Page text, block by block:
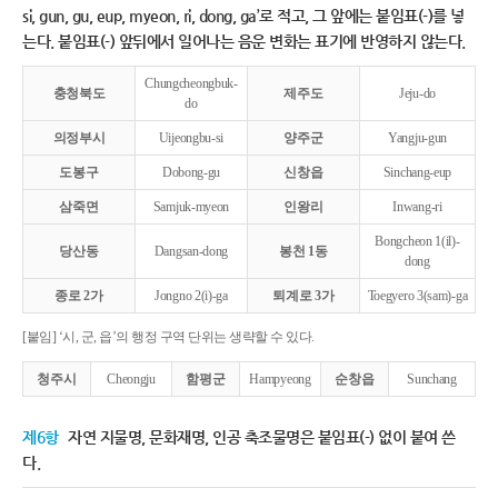
si, gun, gu, eup, myeon, ri, dong, ga’로 적고, 그 앞에는 붙임표(-)를 넣
는다. 붙임표(-) 앞뒤에서 일어나는 음운 변화는 표기에 반영하지 않는다.
충청북도
Chungcheongbuk-
do
제주도 Jeju-do
의정부시 Uijeongbu-si 양주군 Yangju-gun
도봉구 Dobong-gu 신창읍 Sinchang-eup
삼죽면 Samjuk-myeon 인왕리 Inwang-ri
당산동 Dangsan-dong 봉천 1동
Bongcheon 1(il)-
dong
종로 2가 Jongno 2(i)-ga 퇴계로 3가 Toegyero 3(sam)-ga
[붙임] ‘시, 군, 읍’의 행정 구역 단위는 생략할 수 있다.
청주시 Cheongju 함평군 Hampyeong 순창읍 Sunchang
제6항 자연 지물명, 문화재명, 인공 축조물명은 붙임표(-) 없이 붙여 쓴
다.